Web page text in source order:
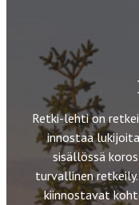
Retki-lehti on
innostaa
sisällössä
turvallinen
kiinnostavat